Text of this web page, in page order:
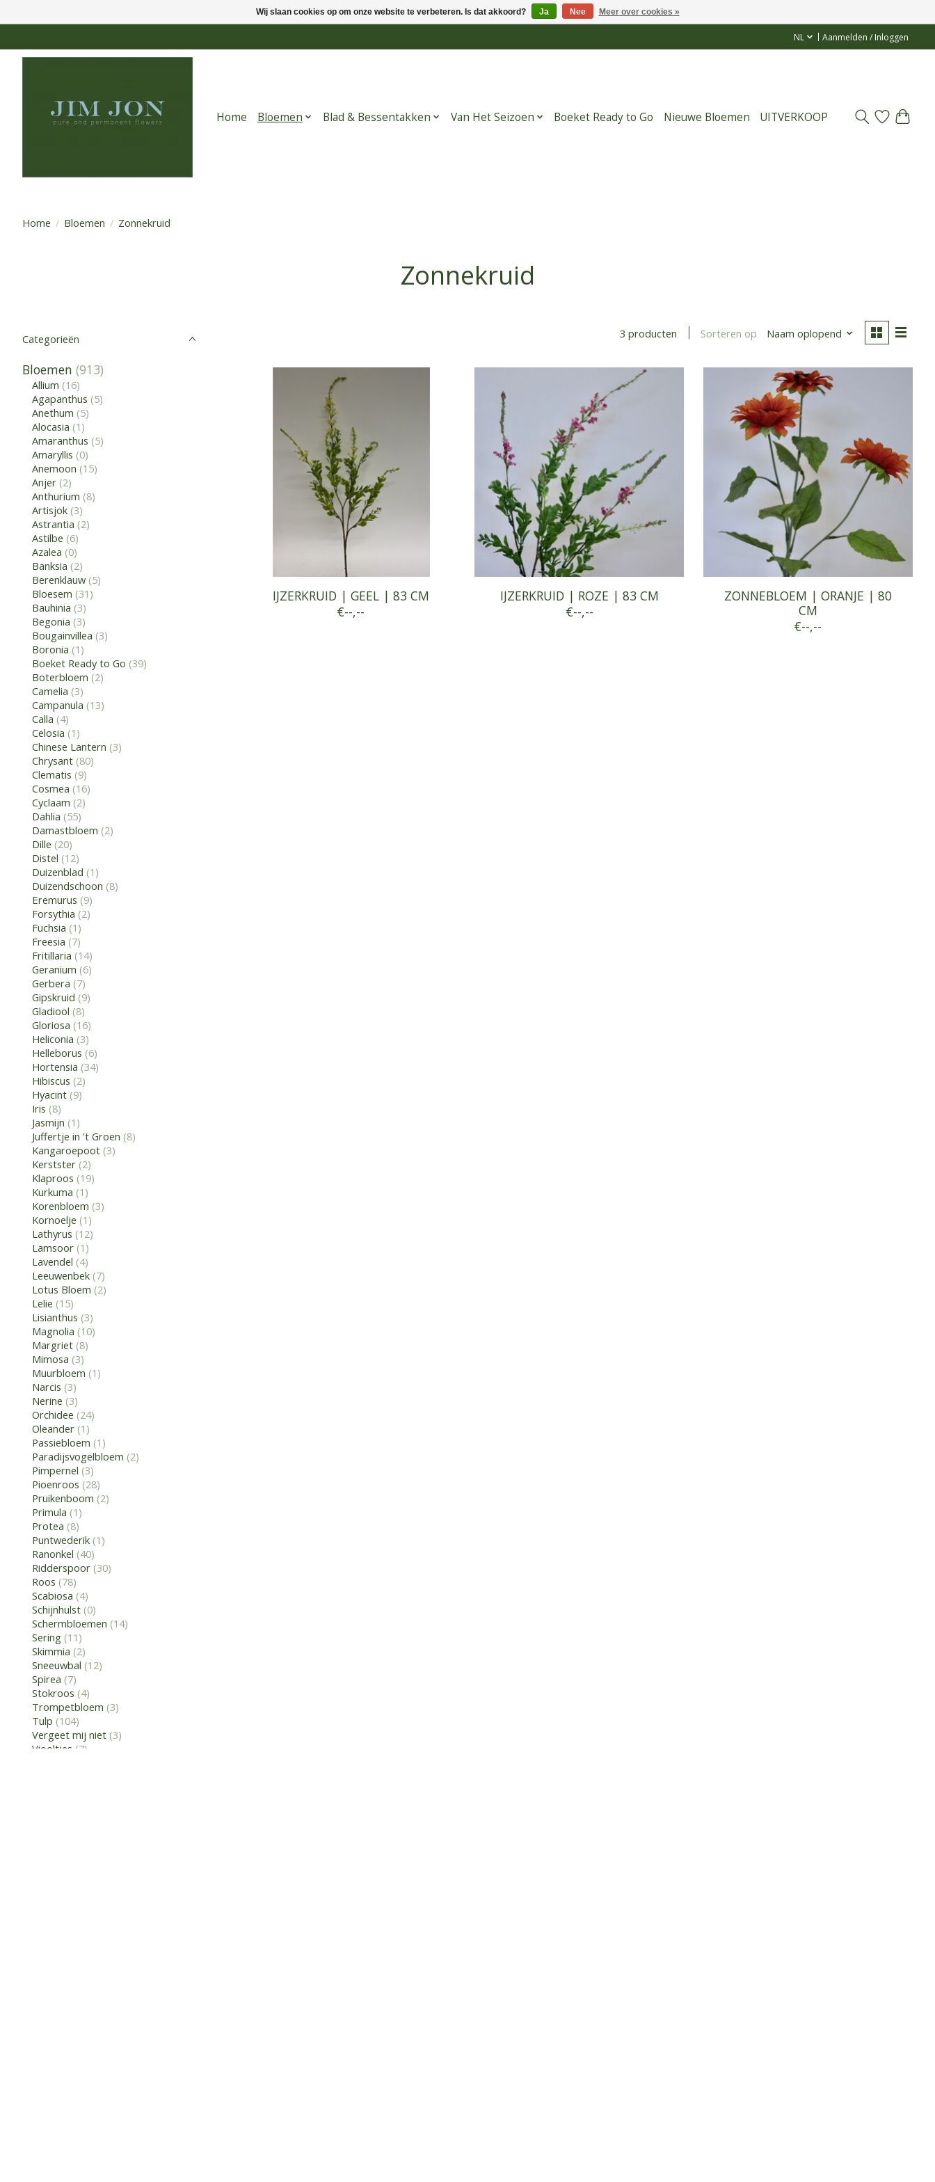
NL Aanmelden / Inloggen
Home Bloemen Blad & Bessentakken Van Het Seizoen Boeket Ready to Go Nieuwe Bloemen UITVERKOOP
Home / Bloemen / Zonnekruid
Zonnekruid
Categorieën
Bloemen (913)
Allium (16)
Agapanthus (5)
Anethum (5)
Alocasia (1)
Amaranthus (5)
Amaryllis (0)
Anemoon (15)
Anjer (2)
Anthurium (8)
Artisjok (3)
Astrantia (2)
Astilbe (6)
Azalea (0)
Banksia (2)
Berenklauw (5)
Bloesem (31)
Bauhinia (3)
Begonia (3)
Bougainvillea (3)
Boronia (1)
Boeket Ready to Go (39)
Boterbloem (2)
Camelia (3)
Campanula (13)
Calla (4)
Celosia (1)
Chinese Lantern (3)
Chrysant (80)
Clematis (9)
Cosmea (16)
Cyclaam (2)
Dahlia (55)
Damastbloem (2)
Dille (20)
Distel (12)
Duizenblad (1)
Duizendschoon (8)
Eremurus (9)
Forsythia (2)
Fuchsia (1)
Freesia (7)
Fritillaria (14)
Geranium (6)
Gerbera (7)
Gipskruid (9)
Gladiool (8)
Gloriosa (16)
Heliconia (3)
Helleborus (6)
Hortensia (34)
Hibiscus (2)
Hyacint (9)
Iris (8)
Jasmijn (1)
Juffertje in 't Groen (8)
Kangaroepoot (3)
Kerstster (2)
Klaproos (19)
Kurkuma (1)
Korenbloem (3)
Kornoelje (1)
Lathyrus (12)
Lamsoor (1)
Lavendel (4)
Leeuwenbek (7)
Lotus Bloem (2)
Lelie (15)
Lisianthus (3)
Magnolia (10)
Margriet (8)
Mimosa (3)
Muurbloem (1)
Narcis (3)
Nerine (3)
Orchidee (24)
Oleander (1)
Passiebloem (1)
Paradijsvogelbloem (2)
Pimpernel (3)
Pioenroos (28)
Pruikenboom (2)
Primula (1)
Protea (8)
Puntwederik (1)
Ranonkel (40)
Ridderspoor (30)
Roos (78)
Scabiosa (4)
Schijnhulst (0)
Schermbloemen (14)
Sering (11)
Skimmia (2)
Sneeuwbal (12)
Spirea (7)
Stokroos (4)
Trompetbloem (3)
Tulp (104)
Vergeet mij niet (3)
Viooltjes (7)
3 producten Sorteren op Naam oplopend
IJZERKRUID | GEEL | 83 CM
€--,--
IJZERKRUID | ROZE | 83 CM
€--,--
ZONNEBLOEM | ORANJE | 80
CM
€--,--
Wij slaan cookies op om onze website te verbeteren. Is dat akkoord? Ja Nee Meer over cookies »